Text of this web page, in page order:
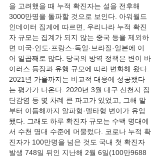
을 고려했을 때 누적 확진자는 설을 전후해
3000만명을 돌파할 것으로 보인다. 아워월드
인데이터 집계에 따르면, 우리나라 누적 확진
자 규모는 집계가 되지 않는 중국 등을 제외하
면 미국·인도·프랑스·독일·브라질·일본에 이
어 일곱째로 많다. 당국의 방역 정책은 변이 바
이러스 등장과 유행 규모에 따라 변화해 왔다.
2021년 가을까지는 비교적 대응에 성공했다
는 평가가 나온다. 2020년 3월 대구 신천지 집
단감염 등 몇 차례 큰 파고가 있었고, 그해 말
부터 이듬해까지 알파형·델타형 변이가 유입
됐다. 그래도 하루 확진자 규모는 수백 명대에
서 수천 명대 수준에 머물렀다. 코로나 누적 확
진자가 100만명을 넘은 것도 국내 첫 확진자
발생 748일 뒤인 지난해 2월 6일(100만9688